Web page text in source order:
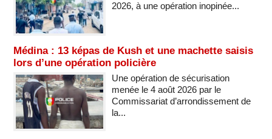
2026, à une opération inopinée...
Médina : 13 képas de Kush et une machette saisis
lors d’une opération policière
Une opération de sécurisation
menée le 4 août 2026 par le
Commissariat d’arrondissement de
la...